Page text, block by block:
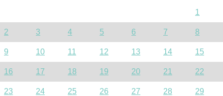
1
2 3 4 5 6 7 8
9 10 11 12 13 14 15
16 17 18 19 20 21 22
23 24 25 26 27 28 29